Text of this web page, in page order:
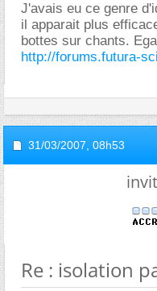
J'avais eu ce genre
il apparait plus
bottes sur chants.
http://forums.futura-
31/03/2007, 08h53
Re : isolation